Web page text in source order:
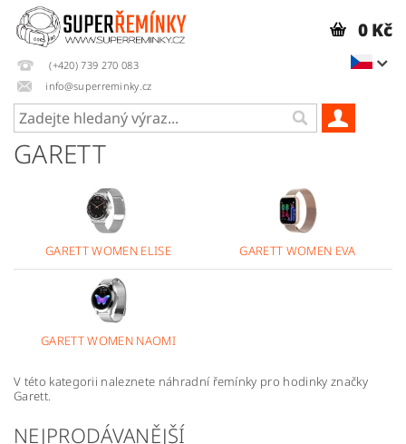
(+420) 739 270 083
info@superreminky.cz
0 Kč
GARETT
GARETT WOMEN ELISE GARETT WOMEN EVA
GARETT WOMEN NAOMI
V této kategorii naleznete náhradní řemínky pro hodinky značky
Garett.
NEJPRODÁVANĚJŠÍ